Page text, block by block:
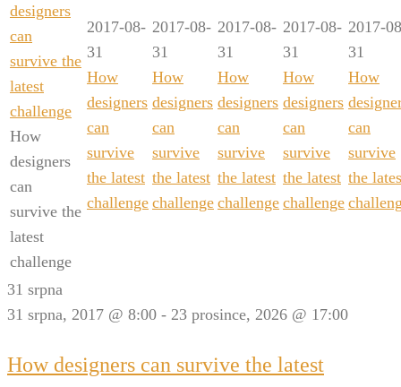
designers
can
survive the
latest
challenge
How
designers
can
survive the
latest
challenge
2017-08-
31
How
designers
can
survive
the latest
challenge
2017-08-
31
How
designers
can
survive
the latest
challenge
2017-08-
31
How
designers
can
survive
the latest
challenge
2017-08-
31
How
designers
can
survive
the latest
challenge
2017-
31
How
can
survive
the
31 srpna
31 srpna, 2017 @ 8:00 - 23 prosince, 2026 @ 17:00
How designers can survive the latest